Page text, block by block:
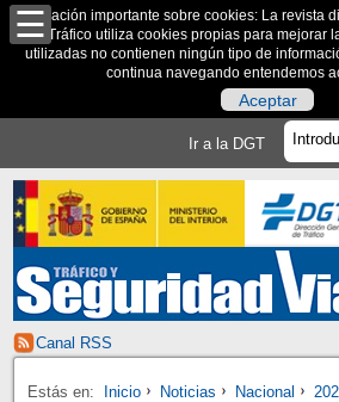
Información importante sobre cookies: La revista
de Tráfico utiliza cookies propias para mejorar
utilizadas no contienen ningún tipo de
continua navegando entendemos
Aceptar
Ir a la DGT
Canal RSS
Estás en: Inicio Noticias Nacional